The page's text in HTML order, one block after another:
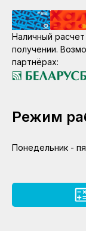
Наличный
получении.
партнёрах:
Режим
Понедельник -